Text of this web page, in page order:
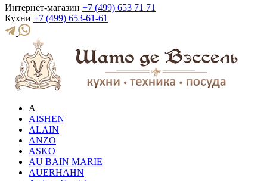
Интернет-магазин +7 (499) 653 71 71
Кухни +7 (499) 653-61-61
A
AISHEN
ALAIN
ANZO
ASKO
AU BAIN MARIE
AUERHAHN